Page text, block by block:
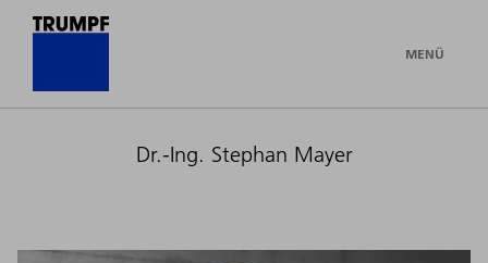
MENÜ
Dr.-Ing. Stephan Mayer